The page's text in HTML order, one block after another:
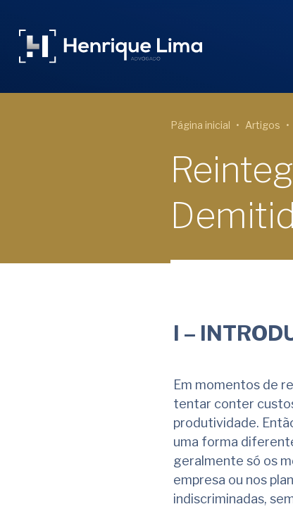
Página inicial Artigos
I –
Em momentos de
tentar conter
produtividade.
uma forma
geralmente só os
empresa ou nos
indiscriminadas,